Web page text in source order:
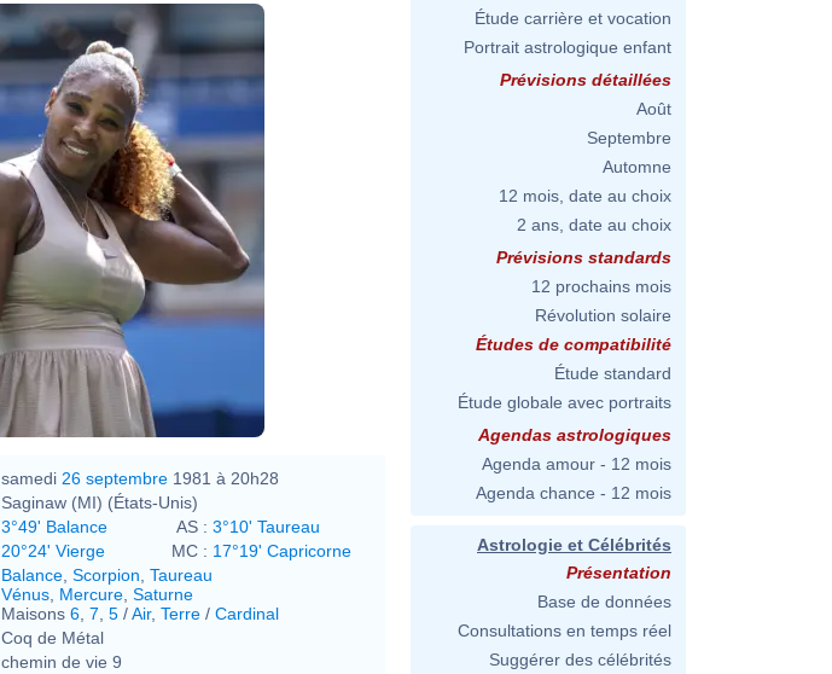
samedi 26 septembre 1981 à 20h28
Saginaw (MI) (États-Unis)
3°49' Balance AS : 3°10' Taureau
20°24' Vierge MC : 17°19' Capricorne
Balance Scorpion Taureau
Vénus Mercure Saturne
Maisons 6 7 5 /Air, Terre / Cardinal
Coq de Métal
chemin de vie 9
Étude carrière et vocation
Portrait astrologique enfant
Prévisions détaillées
Août
Septembre
Automne
12 mois, date au choix
2 ans, date au choix
Prévisions standards
12 prochains mois
Révolution solaire
Études de compatibilité
Étude standard
Étude globale avec portraits
Agendas astrologiques
Agenda amour - 12 mois
Agenda chance - 12 mois
Astrologie et Célébrités
Présentation
Base de données
Consultations en temps réel
Suggérer des célébrités